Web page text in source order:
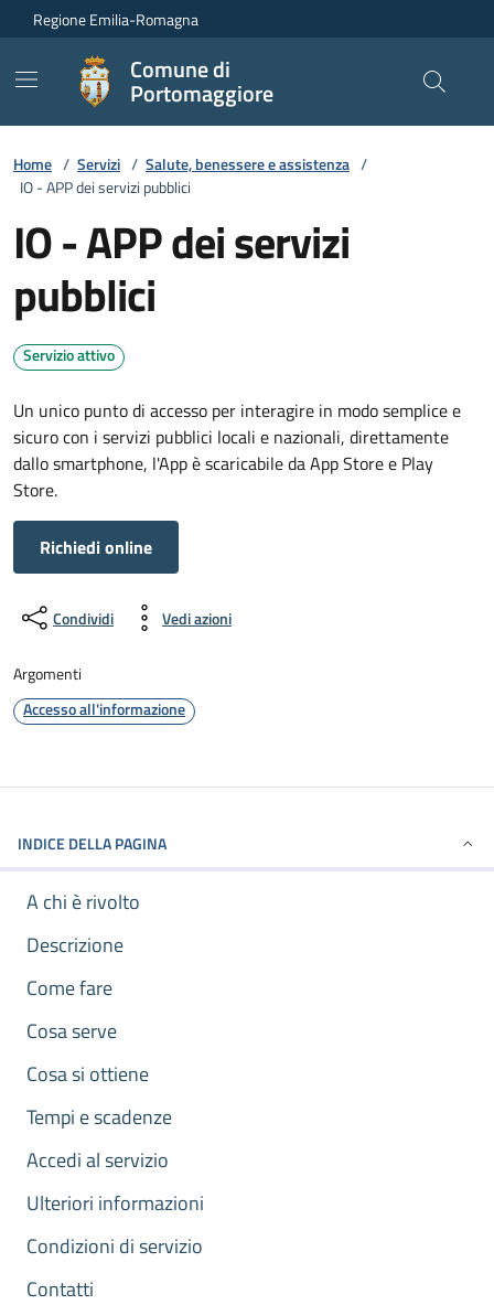
Vai ai contenuti
Vai al footer
Regione Emilia-Romagna
Comune di
Portomaggiore
Home / Servizi / Salute, benessere e assistenza /
IO - APP dei servizi pubblici
IO - APP dei servizi
pubblici
Servizio attivo
Un unico punto di accesso per interagire in modo semplice e
sicuro con i servizi pubblici locali e nazionali, direttamente
dallo smartphone, l'App è scaricabile da App Store e Play
Store.
Richiedi online
Condividi Vedi azioni
Argomenti
Accesso all'informazione
INDICE DELLA PAGINA
A chi è rivolto
Descrizione
Come fare
Cosa serve
Cosa si ottiene
Tempi e scadenze
Accedi al servizio
Ulteriori informazioni
Condizioni di servizio
Contatti